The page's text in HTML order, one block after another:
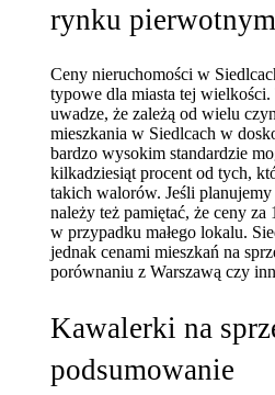
rynku
Ceny nieruchomości w
typowe dla miasta tej wielkości.
uwadze, że zależą od wielu
mieszkania w Siedlcach w
bardzo wysokim standardzie
kilkadziesiąt procent od tych,
takich walorów. Jeśli
należy też pamiętać, że ceny za
w przypadku małego lokalu.
jednak cenami mieszkań na
porównaniu z Warszawą czy
Kawalerki na
podsumowanie